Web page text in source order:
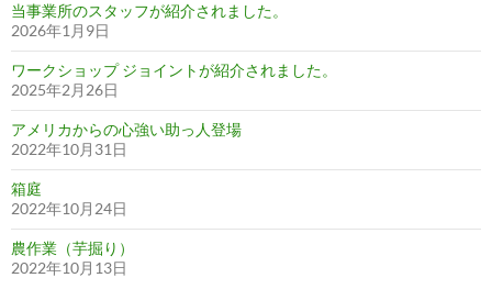
当事業所のスタッフが紹介されました。
2026年1月9日
ワークショップ ジョイントが紹介されました。
2025年2月26日
アメリカからの心強い助っ人登場
2022年10月31日
箱庭
2022年10月24日
農作業（芋掘り）
2022年10月13日